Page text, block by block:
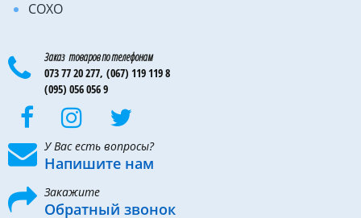
COXO
Заказ товаров по телефонам
073 77 20 277, (067) 119 119 8
(095) 056 056 9
У Вас есть вопросы?
Напишите нам
Закажите
Обратный звонок